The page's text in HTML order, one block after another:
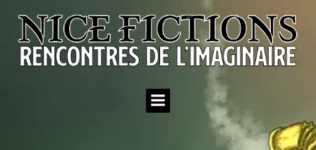
au
contenu